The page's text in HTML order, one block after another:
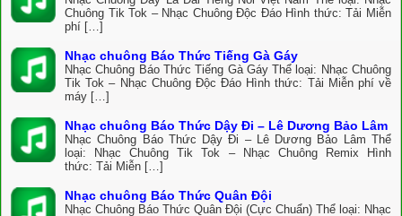
Chuông Tik Tok – Nhạc Chuông Độc Đáo Hình thức: Tải Miễn
phí […]
Nhạc chuông Báo Thức Tiếng Gà Gáy
Nhạc Chuông Báo Thức Tiếng Gà Gáy Thể loại: Nhạc Chuông
Tik Tok – Nhạc Chuông Độc Đáo Hình thức: Tải Miễn phí về
máy […]
Nhạc chuông Báo Thức Dậy Đi – Lê Dương Bảo Lâm
Nhạc Chuông Báo Thức Dậy Đi – Lê Dương Bảo Lâm Thể
loại: Nhạc Chuông Tik Tok – Nhạc Chuông Remix Hình
thức: Tải Miễn […]
Nhạc chuông Báo Thức Quân Đội
Nhạc Chuông Báo Thức Quân Đội (Cực Chuẩn) Thể loại: Nhạc